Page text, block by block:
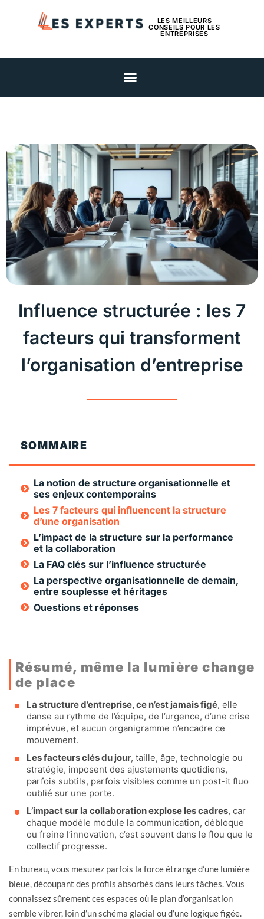
LES MEILLEURS
CONSEILS POUR LES
ENTREPRISES
Influence structurée : les 7
facteurs qui transforment
l’organisation d’entreprise
Résumé, même la lumière change
de place
La structure d’entreprise, ce n’est jamais figé, elle
danse au rythme de l’équipe, de l’urgence, d’une crise
imprévue, et aucun organigramme n’encadre ce
mouvement.
Les facteurs clés du jour, taille, âge, technologie ou
stratégie, imposent des ajustements quotidiens,
parfois subtils, parfois visibles comme un post-it fluo
oublié sur une porte.
L’impact sur la collaboration explose les cadres, car
chaque modèle module la communication, débloque
ou freine l’innovation, c’est souvent dans le flou que le
collectif progresse.
En bureau, vous mesurez parfois la force étrange d’une lumière
bleue, découpant des profils absorbés dans leurs tâches. Vous
connaissez sûrement ces espaces où le plan d’organisation
semble vibrer, loin d’un schéma glacial ou d’une logique figée.
SOMMAIRE
La notion de structure organisationnelle et
ses enjeux contemporains
Les 7 facteurs qui influencent la structure
d’une organisation
L’impact de la structure sur la performance
et la collaboration
La FAQ clés sur l’influence structurée
La perspective organisationnelle de demain,
entre souplesse et héritages
Questions et réponses